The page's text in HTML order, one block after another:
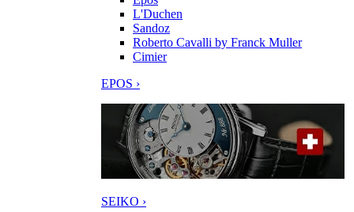
L'Duchen
Sandoz
Roberto Cavalli by Franck Muller
Cimier
EPOS ›
SEIKO ›